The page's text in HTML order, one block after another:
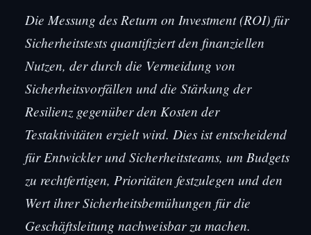
Die Messung des Return on Investment (ROI) für
Sicherheitstests quantifiziert den finanziellen
Nutzen, der durch die Vermeidung von
Sicherheitsvorfällen und die Stärkung der
Resilienz gegenüber den Kosten der
Testaktivitäten erzielt wird. Dies ist entscheidend
für Entwickler und Sicherheitsteams, um Budgets
zu rechtfertigen, Prioritäten festzulegen und den
Wert ihrer Sicherheitsbemühungen für die
Geschäftsleitung nachweisbar zu machen.